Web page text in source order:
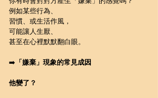
例如某些行為、
習慣、或生活作風，
可能讓人生厭、
甚至在心裡默默翻白眼。
➡️ 「嫌棄」現象的常見成因
他變了？